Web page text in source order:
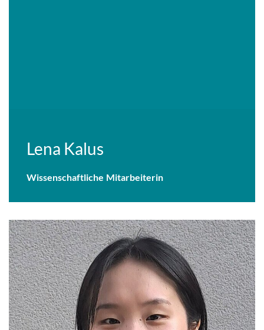
Lena Kalus
Wissenschaftliche Mitarbeiterin